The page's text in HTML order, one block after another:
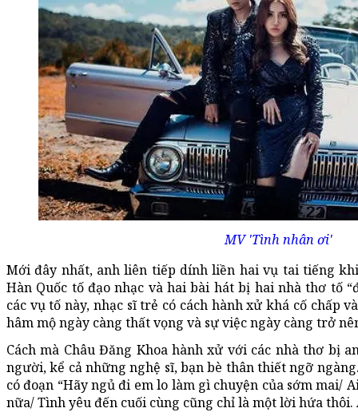
MV 'Tình nhân ơi'
Mới đây nhất, anh liên tiếp dính liền hai vụ tai tiếng
Hàn Quốc tố đạo nhạc và hai bài hát bị hai nhà thơ tố
các vụ tố này, nhạc sĩ trẻ có cách hành xử khá cố chấp
hâm mộ ngày càng thất vọng và sự việc ngày càng trở
Cách mà Châu Đăng Khoa hành xử với các nhà thơ bị
người, kể cả những nghệ sĩ, bạn bè thân thiết ngỡ
có đoạn “Hãy ngủ đi em lo làm gì chuyện của sớm mai/
nữa/ Tình yêu đến cuối cùng cũng chỉ là một lời hứa thôi.